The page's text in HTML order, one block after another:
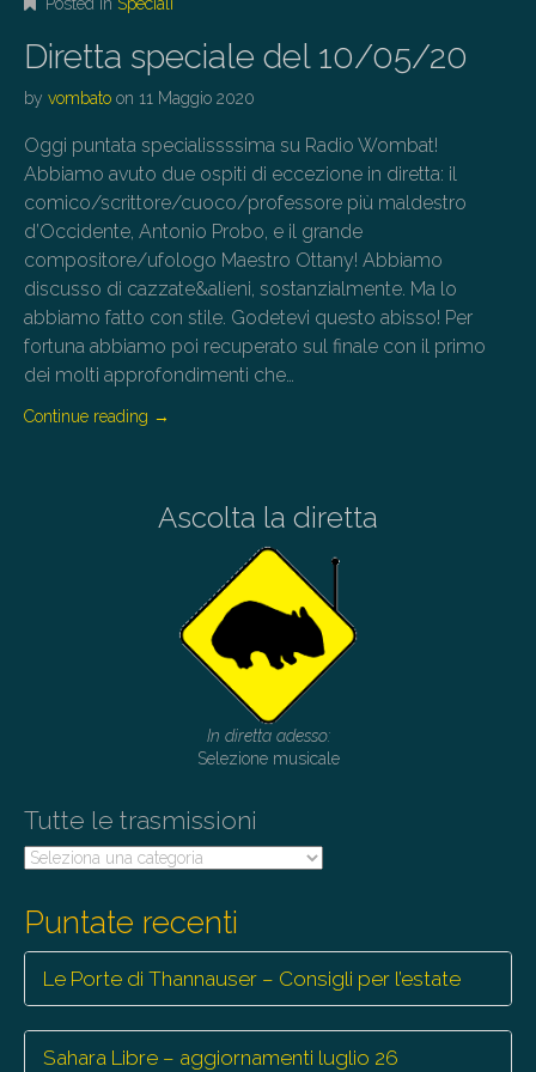
Diretta speciale del 10/05/20
by vombato on 11 Maggio 2020
Oggi puntata specialissssima su Radio Wombat!
Abbiamo avuto due ospiti di eccezione in diretta: il
comico/scrittore/cuoco/professore più maldestro
d’Occidente, Antonio Probo, e il grande
compositore/ufologo Maestro Ottany! Abbiamo
discusso di cazzate&alieni, sostanzialmente. Ma lo
abbiamo fatto con stile. Godetevi questo abisso! Per
fortuna abbiamo poi recuperato sul finale con il primo
dei molti approfondimenti che…
Continue reading →
Ascolta la diretta
In diretta adesso:
Selezione musicale
Tutte le trasmissioni
Tutte
Puntate recenti
Le Porte di Thannauser – Consigli per l’estate
Sahara Libre – aggiornamenti luglio 26